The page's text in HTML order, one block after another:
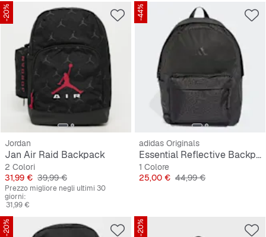
-20%
Jordan
Jan Air Raid Backpack
2 Colori
Prezzo
31,99 € Prezzo originale
39,99 €
Prezzo migliore negli ultimi 30
giorni:
31,99 €
-44%
adidas Originals
Essential Reflective Backpack
1 Colore
Prezzo
25,00 € Prezzo originale
44,99 €
-20% -20%